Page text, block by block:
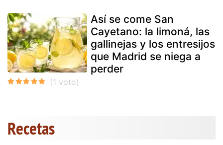
Así se come San
Cayetano: la limoná, las
gallinejas y los entresijos
que Madrid se niega a
perder
Recetas